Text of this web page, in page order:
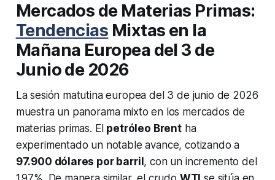
Mercados de Materias Primas:
Tendencias Mixtas en la
Mañana Europea del 3 de
Junio de 2026
La sesión matutina europea del 3 de junio de 2026
muestra un panorama mixto en los mercados de
materias primas. El petróleo Brentha
experimentado un notable avance, cotizando a
97.900 dólares por barril , con un incremento del